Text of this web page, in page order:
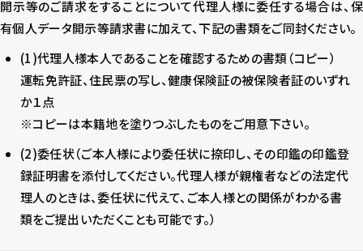
開示等のご請求をすることについて代理人様に委任する場合は、保
有個人データ開示等請求書に加えて、下記の書類をご同封ください。
(1)代理人様本人であることを確認するための書類（コピー）
運転免許証、住民票の写し、健康保険証の被保険者証のいずれ
か１点
※コピーは本籍地を塗りつぶしたものをご用意下さい。
(2)委任状（ご本人様により委任状に捺印し、その印鑑の印鑑登
録証明書を添付してください。代理人様が親権者などの法定代
理人のときは、委任状に代えて、ご本人様との関係がわかる書
類をご提出いただくことも可能です。）